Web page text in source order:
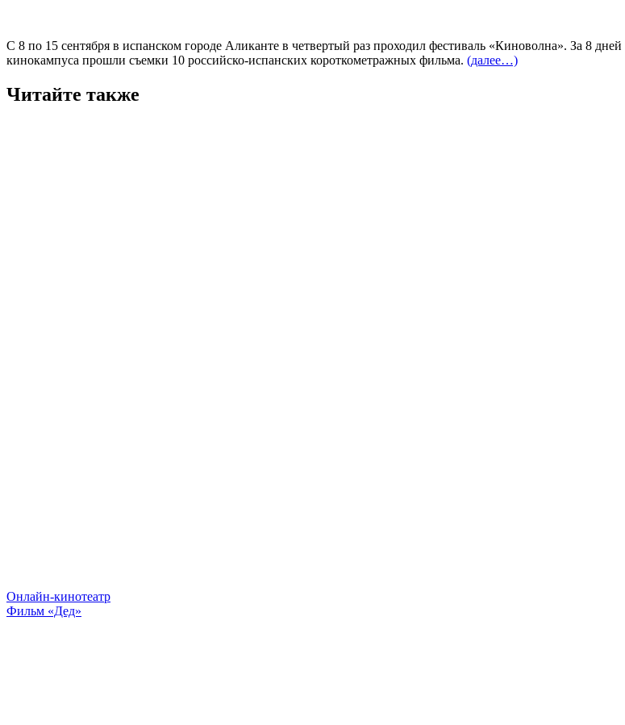
С 8 по 15 сентября в испанском городе Аликанте в четвертый раз проходил фестиваль «Киноволна». За 8
кинокампуса прошли съемки 10 российско-испанских короткометражных фильма. (далее…)
Читайте также
Онлайн-кинотеатр
Фильм «Дед»